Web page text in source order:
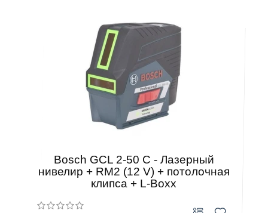
Bosch GCL 2-50 C - Лазерный
нивелир + RM2 (12 V) + потолочная
клипса + L-Boxx